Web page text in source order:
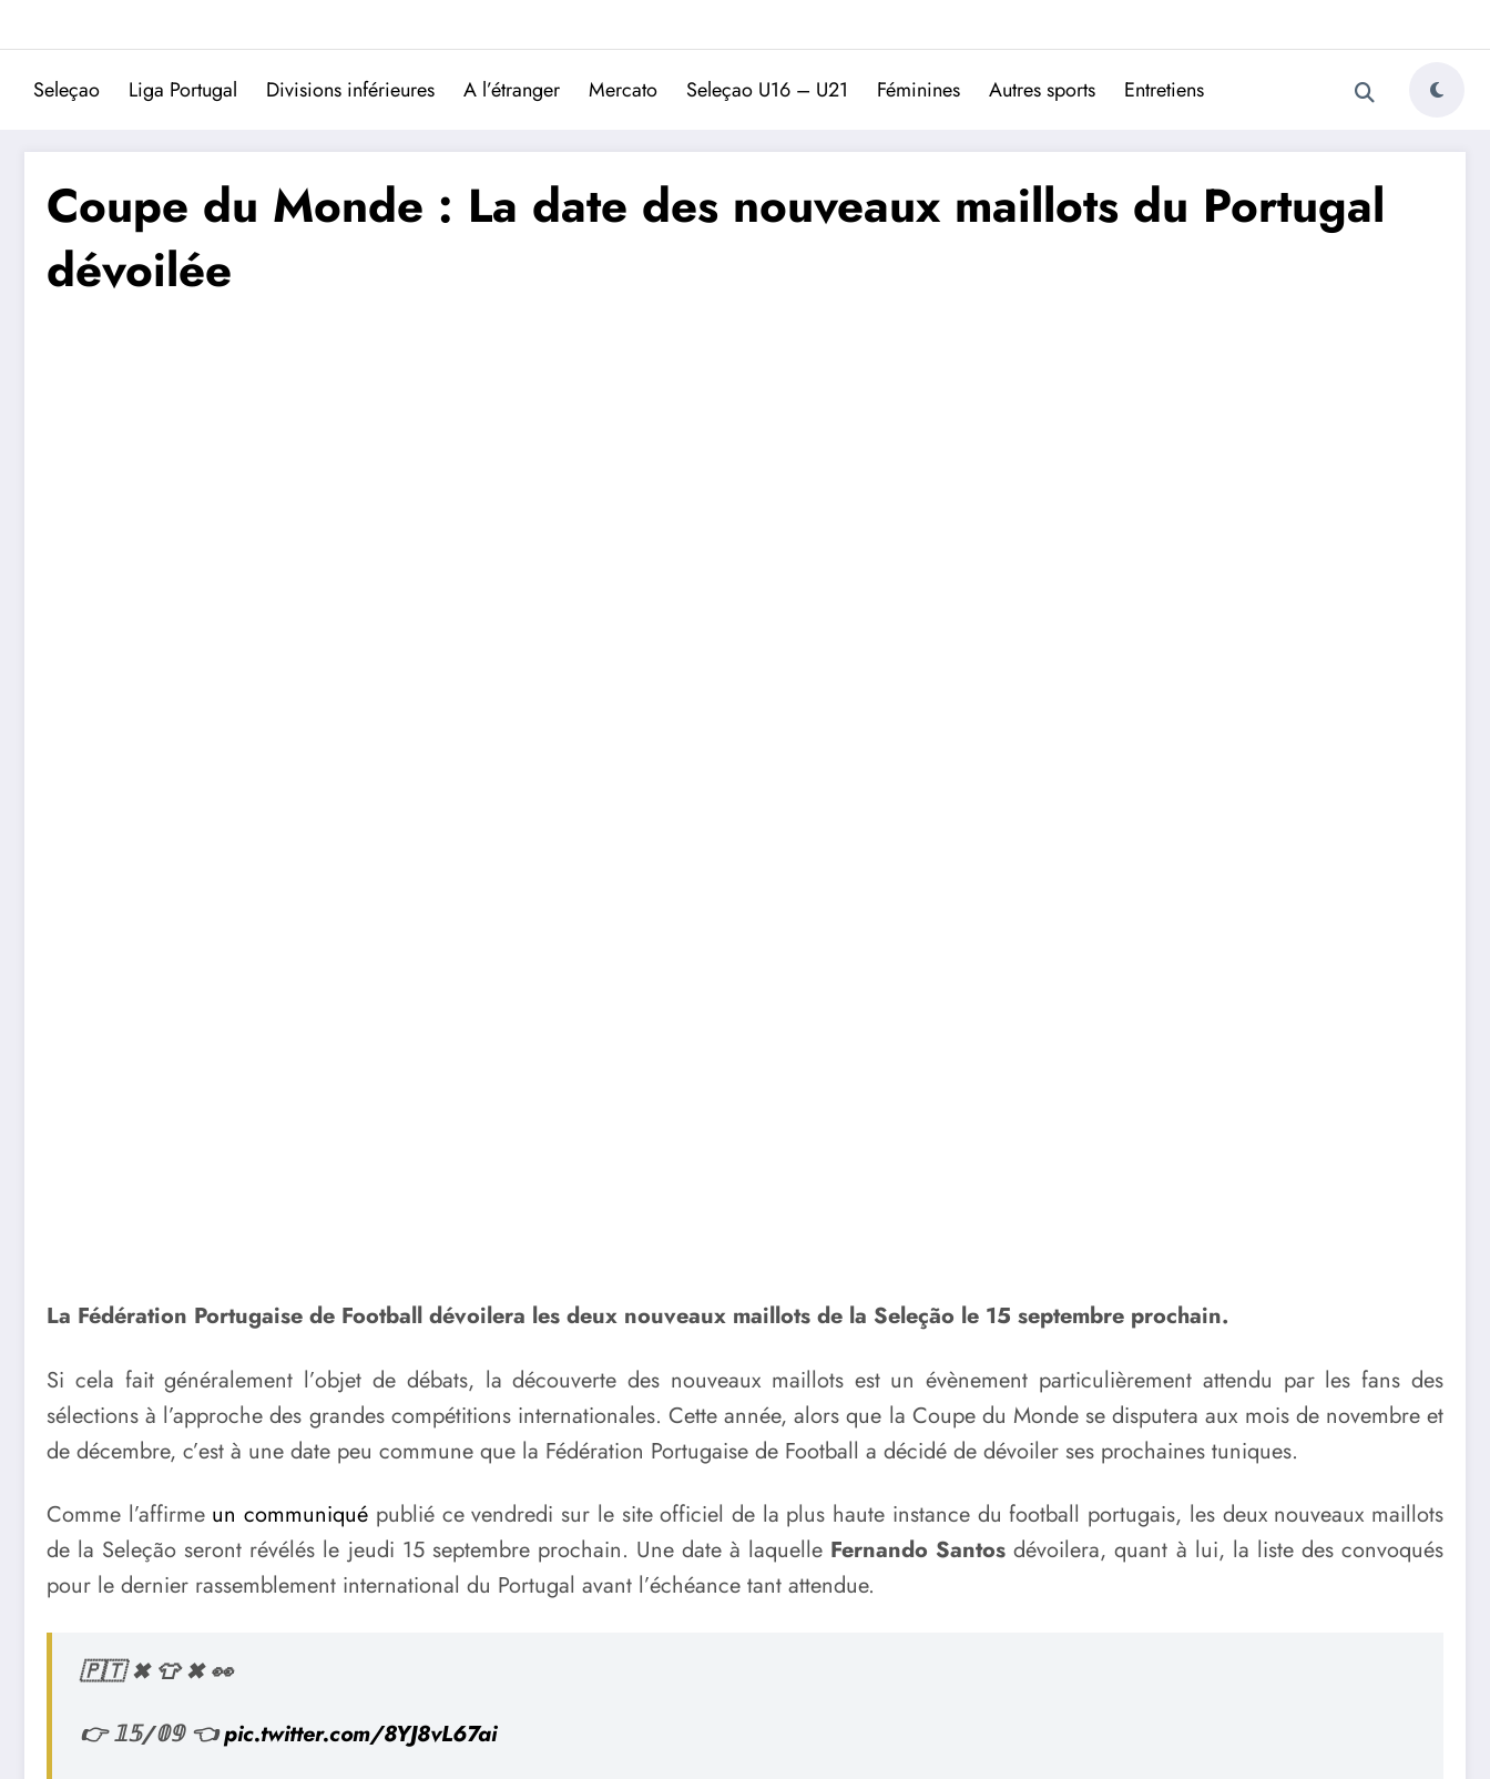
Trivela
L'actualité du football portugais
Seleçao Liga Portugal Divisions inférieures A l’étranger Mercato Seleçao U16 – U21 Féminines Autres sports Entretiens
Coupe du Monde : La date des nouveaux maillots du Portugal
dévoilée
La Fédération Portugaise de Football dévoilera les deux nouveaux maillots de la Seleção le 15 septembre prochain.
Si cela fait généralement l’objet de débats, la découverte des nouveaux maillots est un évènement particulièrement attendu par les fans des
sélections à l’approche des grandes compétitions internationales. Cette année, alors que la Coupe du Monde se disputera aux mois de novembre et
de décembre, c’est à une date peu commune que la Fédération Portugaise de Football a décidé de dévoiler ses prochaines tuniques.
Comme l’affirme un communiqué publié ce vendredi sur le site officiel de la plus haute instance du football portugais, les deux nouveaux maillots
de la Seleção seront révélés le jeudi 15 septembre prochain. Une date à laquelle Fernando Santos dévoilera, quant à lui, la liste des convoqués
pour le dernier rassemblement international du Portugal avant l’échéance tant attendue.
🇵🇹 ✖ 👕 ✖ 👀
👉 𝟙𝟝/𝟘𝟡 👈pic.twitter.com/8YJ8vL67ai